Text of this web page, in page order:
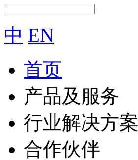
中 EN
首页
产品及服务
行业解决方案
合作伙伴